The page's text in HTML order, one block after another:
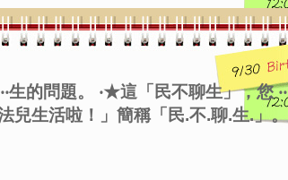
生的問題。 ‧★這「民不聊生」，您
兒生活啦！」簡稱「民.不.聊.生.」。